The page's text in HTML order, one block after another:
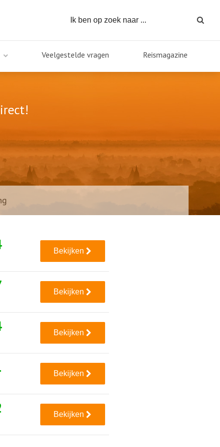
Veelgestelde vragen Reismagazine
Bekijken
Bekijken
Bekijken
Bekijken
Bekijken